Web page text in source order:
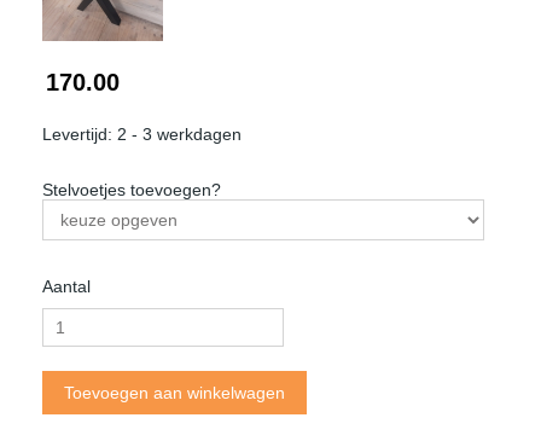
170.00
Levertijd: 2 - 3 werkdagen
Stelvoetjes toevoegen?
Aantal